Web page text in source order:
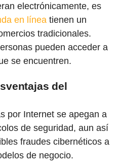
electrónicamente, es
en línea tienen un
tradicionales.
pueden acceder a
se encuentren.
del
por Internet se apegan a
de seguridad, aun así
fraudes cibernéticos a
de negocio.